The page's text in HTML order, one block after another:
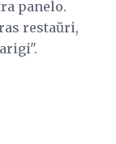
panelo.
restaŭri,